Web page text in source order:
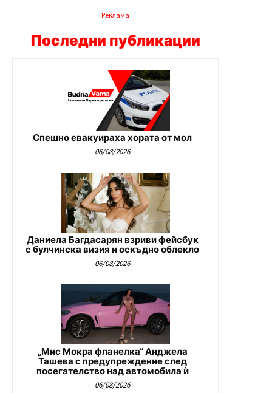
Реклама
Последни публикации
Спешно евакуираха хората от мол
06/08/2026
Даниела Багдасарян взриви фейсбук
с булчинска визия и оскъдно облекло
06/08/2026
„Мис Мокра фланелка“ Анджела
Ташева с предупреждение след
посегателство над автомобила ѝ
06/08/2026